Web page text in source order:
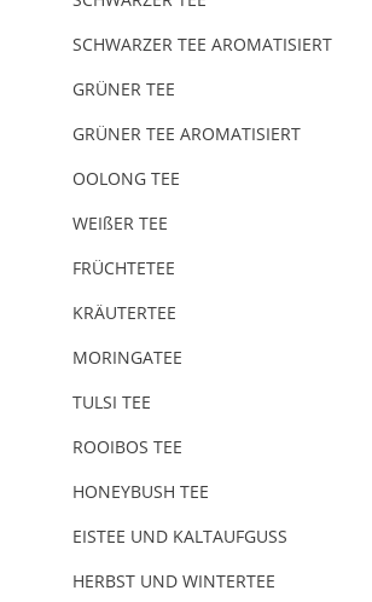
SCHWARZER TEE AROMATISIERT
GRÜNER TEE
GRÜNER TEE AROMATISIERT
OOLONG TEE
WEIßER TEE
FRÜCHTETEE
KRÄUTERTEE
MORINGATEE
TULSI TEE
ROOIBOS TEE
HONEYBUSH TEE
EISTEE UND KALTAUFGUSS
HERBST UND WINTERTEE